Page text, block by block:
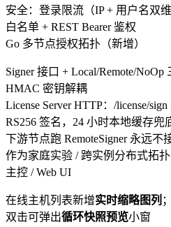
安全：登录限流（IP + 用户名双
白名单 + REST Bearer 鉴权
Go 多节点授权拓扑（新增）
Signer接口 + Local/Remote/
HMAC 密钥解耦
License Server HTTP： /license/sign
RS256 签名，24 小时本地缓存兜
下游节点跑 RemoteSigner永远不
作为家庭实验 / 跨实例分布式拓
主控 / Web UI
在线主机列表新增实时缩略图列 ；
双击可弹出循环快照预览小窗